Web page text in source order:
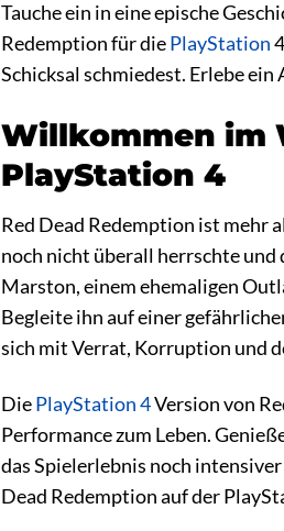
Tauche ein in eine epische
Redemption für diePlayStation
Schicksal schmiedest. Erlebe
Willkommen im
PlayStation 4
Red Dead Redemption ist mehr
noch nicht überall herrschte und
Marston, einem ehemaligen
Begleite ihn auf einer
sich mit Verrat, Korruption und
DiePlayStation 4Version von
Performance zum Leben.
das Spielerlebnis noch
Dead Redemption auf der